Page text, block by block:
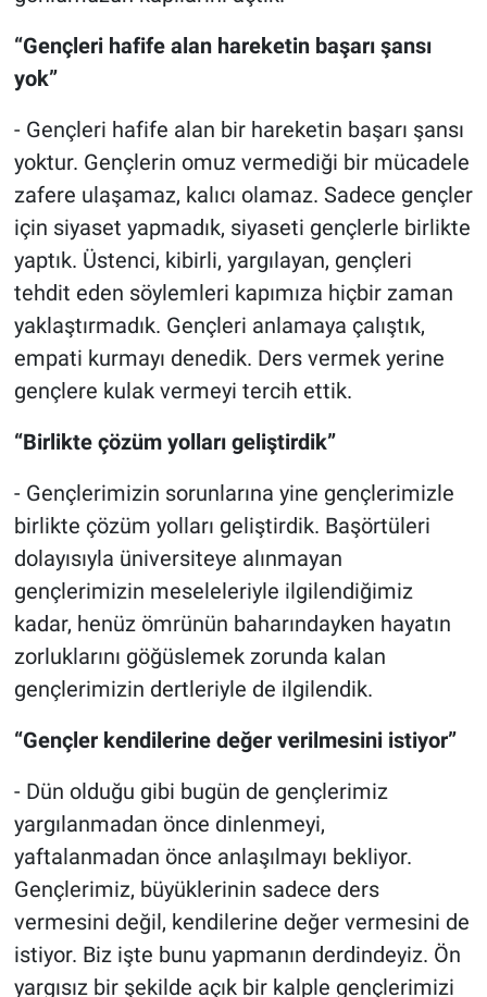
“Gençleri hafife alan hareketin başarı şansı
yok”
- Gençleri hafife alan bir hareketin başarı şansı
yoktur. Gençlerin omuz vermediği bir mücadele
zafere ulaşamaz, kalıcı olamaz. Sadece gençler
için siyaset yapmadık, siyaseti gençlerle birlikte
yaptık. Üstenci, kibirli, yargılayan, gençleri
tehdit eden söylemleri kapımıza hiçbir zaman
yaklaştırmadık. Gençleri anlamaya çalıştık,
empati kurmayı denedik. Ders vermek yerine
gençlere kulak vermeyi tercih ettik.
“Birlikte çözüm yolları geliştirdik”
- Gençlerimizin sorunlarına yine gençlerimizle
birlikte çözüm yolları geliştirdik. Başörtüleri
dolayısıyla üniversiteye alınmayan
gençlerimizin meseleleriyle ilgilendiğimiz
kadar, henüz ömrünün baharındayken hayatın
zorluklarını göğüslemek zorunda kalan
gençlerimizin dertleriyle de ilgilendik.
“Gençler kendilerine değer verilmesini istiyor”
- Dün olduğu gibi bugün de gençlerimiz
yargılanmadan önce dinlenmeyi,
yaftalanmadan önce anlaşılmayı bekliyor.
Gençlerimiz, büyüklerinin sadece ders
vermesini değil, kendilerine değer vermesini de
istiyor. Biz işte bunu yapmanın derdindeyiz. Ön
yargısız bir şekilde açık bir kalple gençlerimizi